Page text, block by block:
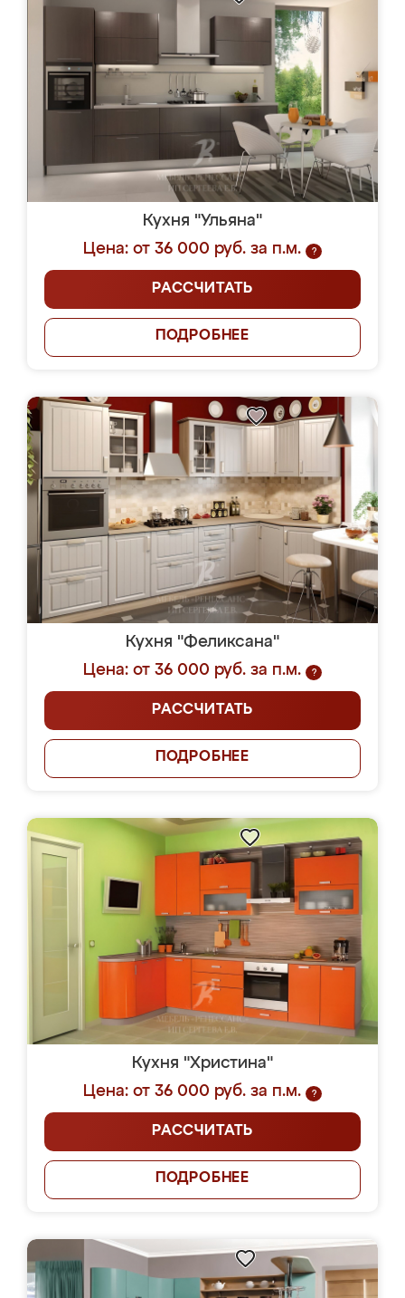
Кухня "Ульяна"
Цена: от 36 000 руб. за п.м.
?
РАССЧИТАТЬ
ПОДРОБНЕЕ
Кухня "Феликсана"
Цена: от 36 000 руб. за п.м.
?
РАССЧИТАТЬ
ПОДРОБНЕЕ
Кухня "Христина"
Цена: от 36 000 руб. за п.м.
?
РАССЧИТАТЬ
ПОДРОБНЕЕ